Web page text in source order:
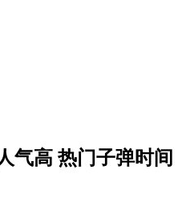
气高 热门子弹时间